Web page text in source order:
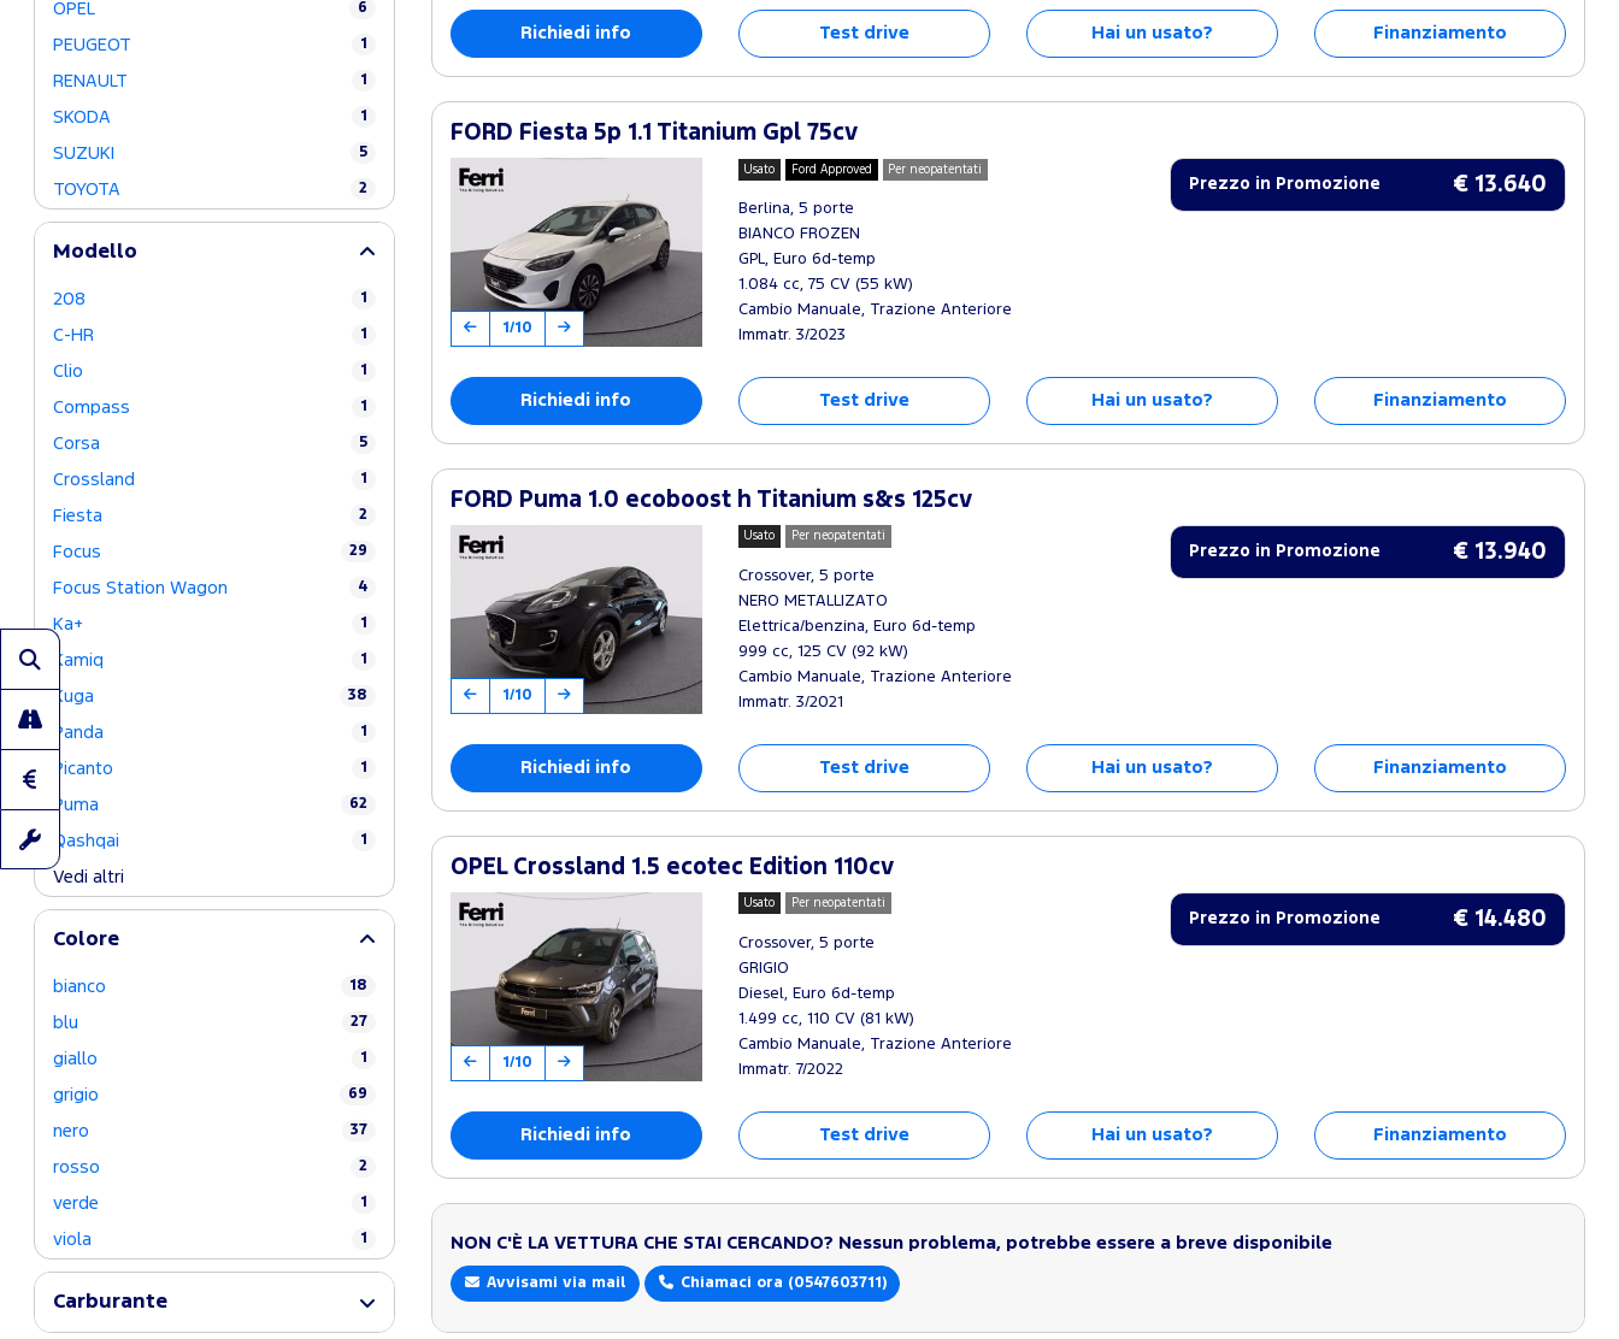
OPEL 6
PEUGEOT 1
RENAULT 1
SKODA 1
SUZUKI 5
TOYOTA 2
Modello
208 1
C-HR 1
Clio 1
Compass 1
Corsa 5
Crossland 1
Fiesta 2
Focus 29
Focus Station Wagon 4
Ka+ 1
Kamiq 1
Kuga 38
Panda 1
Picanto 1
Puma 62
Qashqai 1
Vedi altri
Colore
bianco 18
blu 27
giallo 1
grigio 69
nero 37
rosso 2
verde 1
viola 1
Carburante
Richiedi info Test drive Hai un usato? Finanziamento
FORD Fiesta 5p 1.1 Titanium Gpl 75cv
1/10
Usato Ford Approved Per neopatentati
Berlina, 5 porte
BIANCO FROZEN
GPL, Euro 6d-temp
1.084 cc, 75 CV (55 kW)
Cambio Manuale, Trazione Anteriore
Immatr. 3/2023
Prezzo in Promozione € 13.640
Richiedi info Test drive Hai un usato? Finanziamento
FORD Puma 1.0 ecoboost h Titanium s&s 125cv
1/10
Usato Per neopatentati
Crossover, 5 porte
NERO METALLIZATO
Elettrica/benzina, Euro 6d-temp
999 cc, 125 CV (92 kW)
Cambio Manuale, Trazione Anteriore
Immatr. 3/2021
Prezzo in Promozione € 13.940
Richiedi info Test drive Hai un usato? Finanziamento
OPEL Crossland 1.5 ecotec Edition 110cv
1/10
Usato Per neopatentati
Crossover, 5 porte
GRIGIO
Diesel, Euro 6d-temp
1.499 cc, 110 CV (81 kW)
Cambio Manuale, Trazione Anteriore
Immatr. 7/2022
Prezzo in Promozione € 14.480
Richiedi info Test drive Hai un usato? Finanziamento
NON C'È LA VETTURA CHE STAI CERCANDO? Nessun problema, potrebbe essere a breve disponibile
Avvisami via mail Chiamaci ora (0547603711)